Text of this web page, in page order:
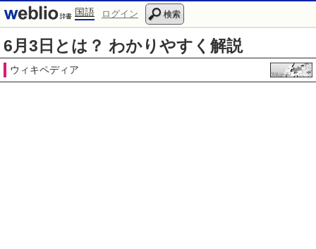
国語 ログイン 検索
6月3日とは？ わかりやすく解説
ウィキペディア